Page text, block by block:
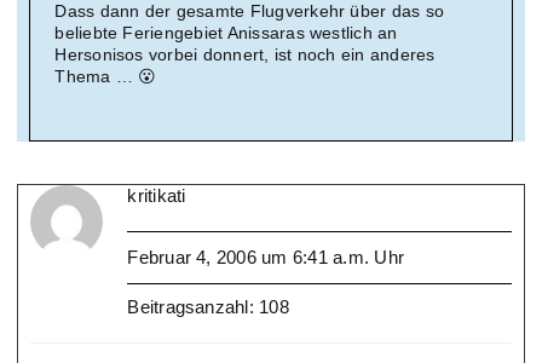
Dass dann der gesamte Flugverkehr über das so
beliebte Feriengebiet Anissaras westlich an
Hersonisos vorbei donnert, ist noch ein anderes
Thema … 😮
kritikati
Februar 4, 2006 um 6:41 a.m. Uhr
Beitragsanzahl: 108